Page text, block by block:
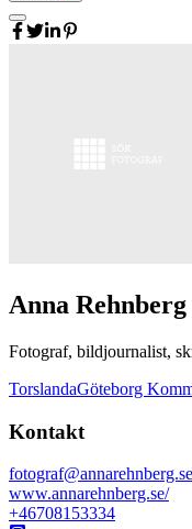
Anna Rehnberg
Fotograf, bildjournalist,
TorslandaGöteborg
Kontakt
fotograf@annarehnberg.se
www.annarehnberg.se/
+46708153334